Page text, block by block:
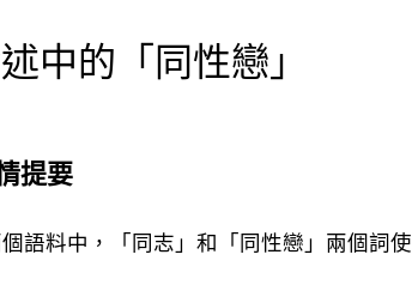
中的「同性戀」
提要
語料中，「同志」和「同性戀」兩個詞使